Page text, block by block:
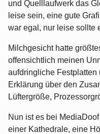
und Quelllaufwerk das
leise sein, eine gute
war egal, nur leise sollte
Milchgesicht hatte
offensichtlich meinen
aufdringliche
Erklärung über den
Lüftergröße,
Nun ist es bei
einer Kathedrale, eine